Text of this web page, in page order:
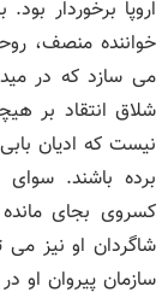
اروپا برخوردار
خواننده منصف،
می سازد که در
شلاق انتقاد بر
نیست که ادیان
برده باشند.
کسروی بجای مانده
شاگردان او نیز می
سازمان پیروان او